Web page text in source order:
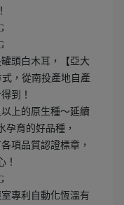
頭白木耳，【亞大
，從南投產地自產
到！
上的原生種～延續
孕育的好品種，
項品質認證標章，
！
專利自動化恆溫有